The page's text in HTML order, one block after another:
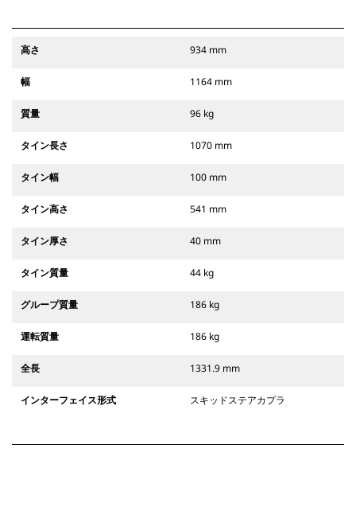
高さ 934 mm
幅 1164 mm
質量 96 kg
タイン長さ 1070 mm
タイン幅 100 mm
タイン高さ 541 mm
タイン厚さ 40 mm
タイン質量 44 kg
グループ質量 186 kg
運転質量 186 kg
全長 1331.9 mm
インターフェイス形式 スキッドステアカプラ